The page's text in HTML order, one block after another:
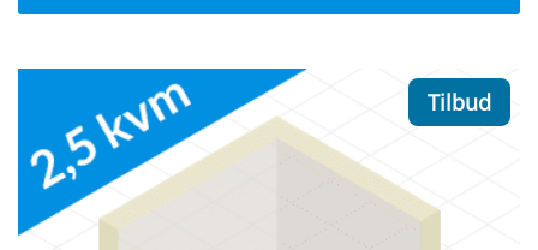
Tilbud